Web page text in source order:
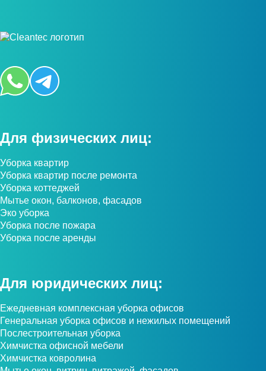
Для физических лиц:
Уборка квартир
Уборка квартир после ремонта
Уборка коттеджей
Мытье окон, балконов, фасадов
Эко уборка
Уборка после пожара
Уборка после аренды
Для юридических лиц:
Ежедневная комплексная уборка офисов
Генеральная уборка офисов и нежилых помещений
Послестроительная уборка
Химчистка офисной мебели
Химчистка ковролина